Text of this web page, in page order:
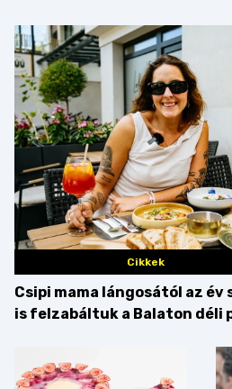
Cikkek
Csipi mama lángosától az
is felzabáltuk a Balaton déli